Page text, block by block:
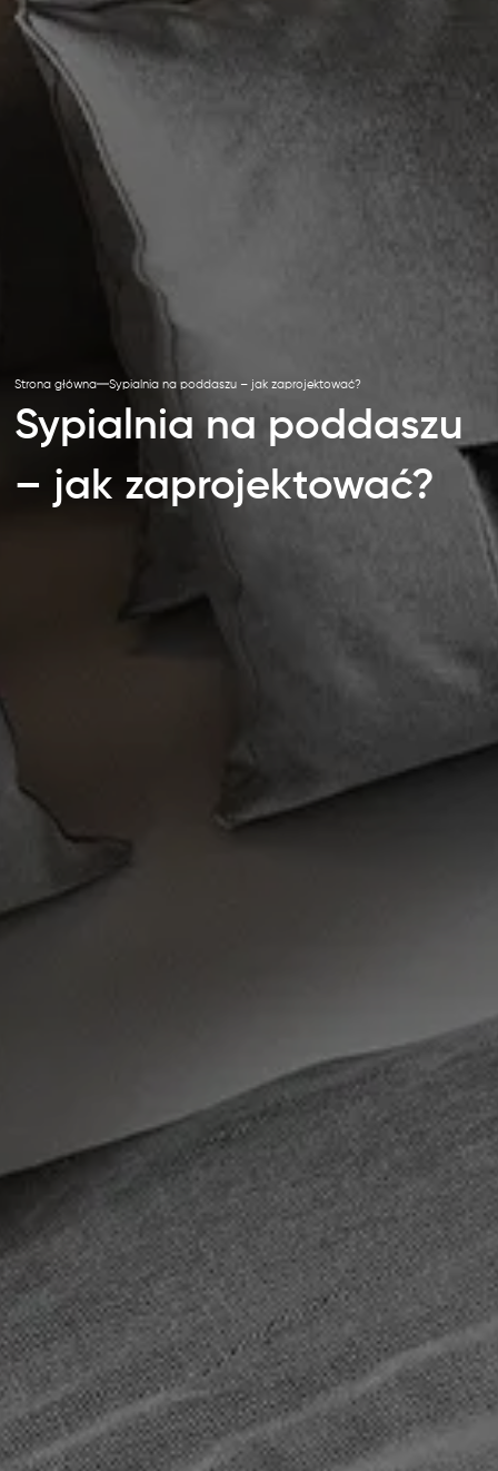
Strona główna Sypialnia na poddaszu – jak zaprojektować?
Sypialnia na poddaszu
– jak zaprojektować?